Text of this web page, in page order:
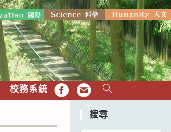
校務系統 FB EMAIL
搜尋